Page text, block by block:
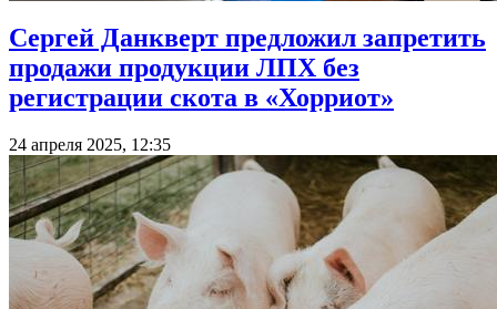
Сергей Данкверт предложил запретить
продажи продукции ЛПХ без
регистрации скота в «Хорриот»
24 апреля 2025, 12:35